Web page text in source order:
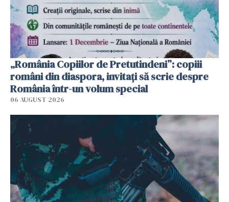
„România Copiilor de Pretutindeni”: copiii
români din diaspora, invitați să scrie despre
România într-un volum special
06 AUGUST 2026